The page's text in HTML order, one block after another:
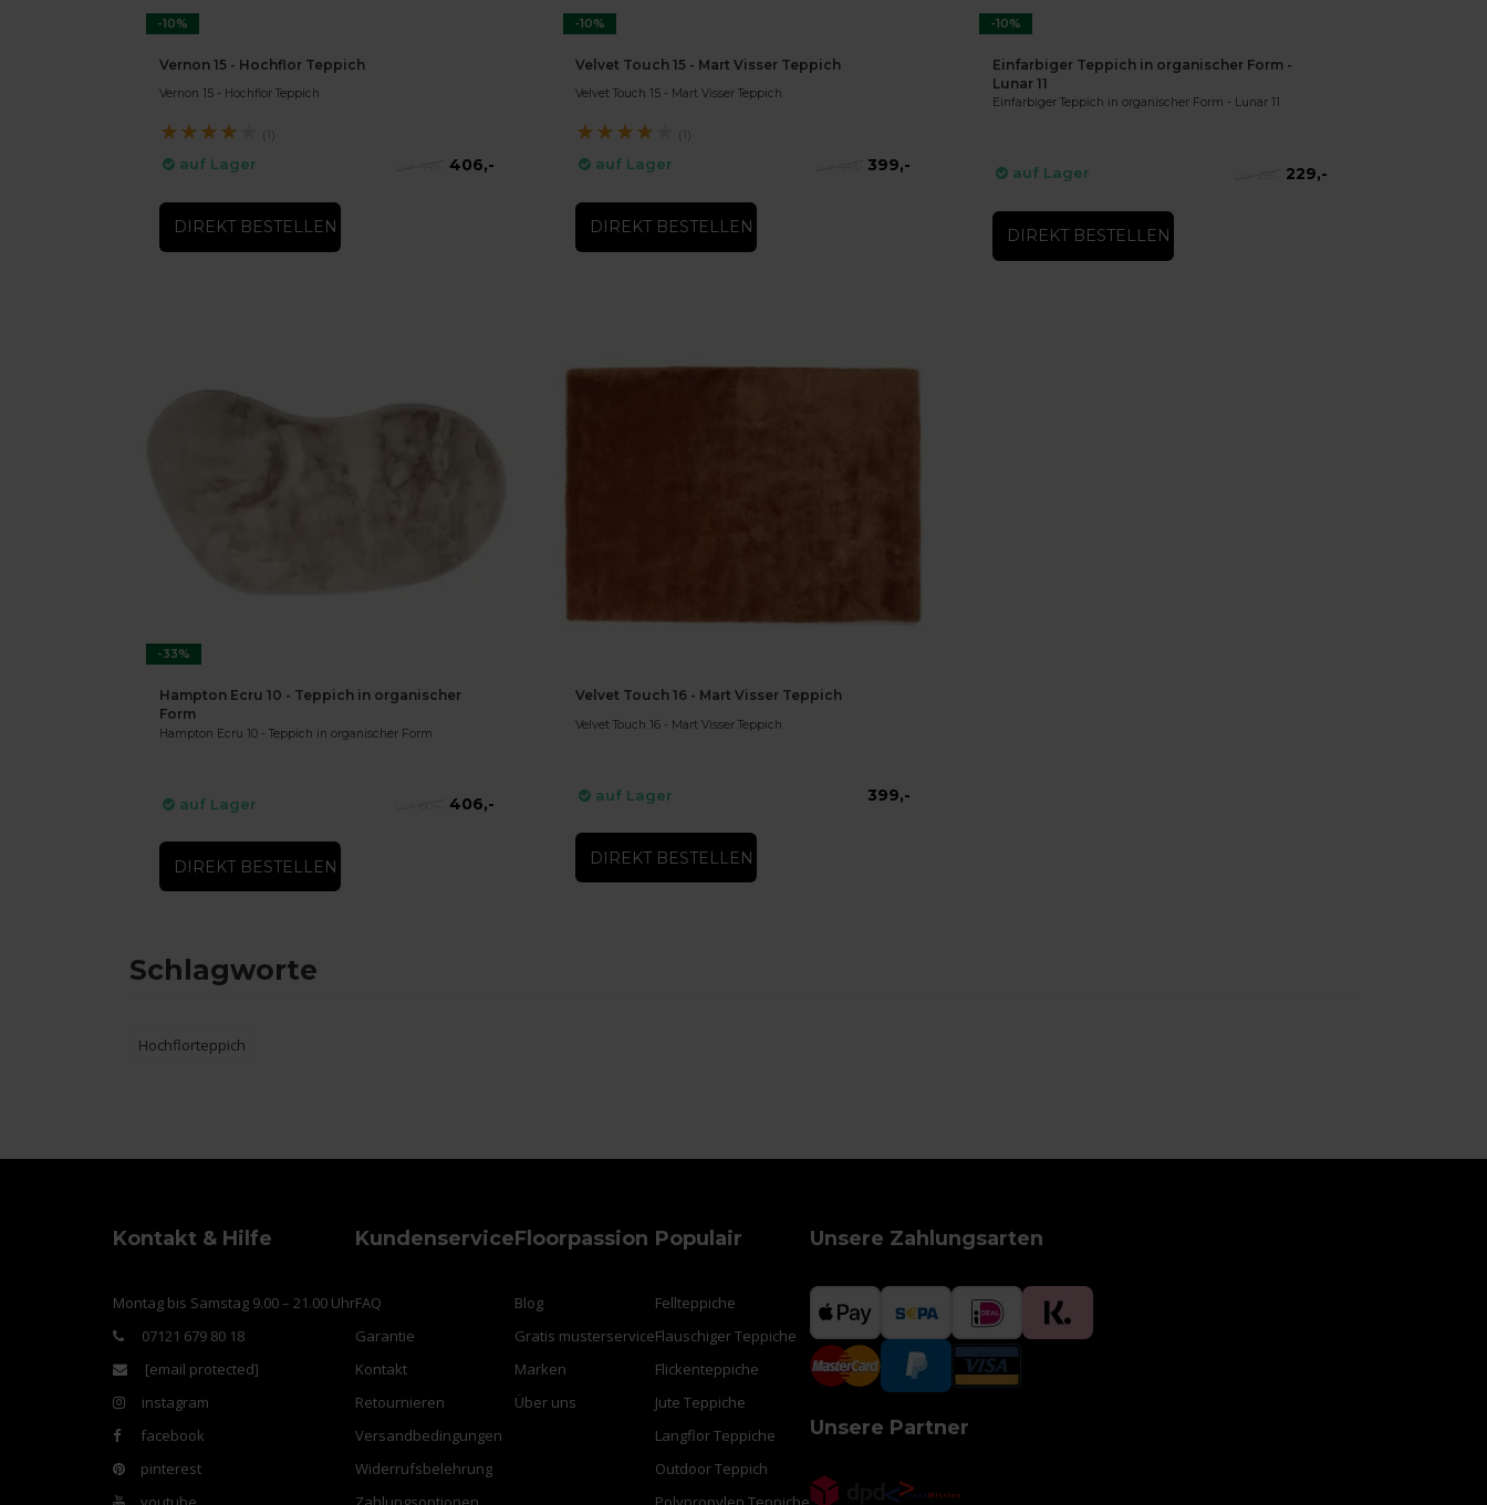
-10%
Vernon 15 - Hochflor Teppich
Vernon 15 - Hochflor Teppich
★★★★ (1)
auf Lager 406,-
DIREKT BESTELLEN
-10%
Velvet Touch 15 - Mart Visser Teppich
Velvet Touch 15 - Mart Visser Teppich
★★★★ (1)
auf Lager 399,-
DIREKT BESTELLEN
-10%
Einfarbiger Teppich in organischer Form -
Lunar 11
Einfarbiger Teppich in organischer Form - Lunar 11
auf Lager 229,-
DIREKT BESTELLEN
-33%
Hampton Ecru 10 - Teppich in organischer
Form
Hampton Ecru 10 - Teppich in organischer Form
auf Lager 406,-
DIREKT BESTELLEN
Velvet Touch 16 - Mart Visser Teppich
Velvet Touch 16 - Mart Visser Teppich
auf Lager 399,-
DIREKT BESTELLEN
Schlagworte
Hochflorteppich
Kontakt & Hilfe
Montag bis Samstag 9.00 – 21.00 Uhr
07121 679 80 18
[email protected]
instagram
facebook
pinterest
Kundenservice
FAQ
Garantie
Kontakt
Retournieren
Versandbedingungen
Widerrufsbelehrung
Floorpassion
Blog
Gratis musterservice
Marken
Über uns
Populair
Fellteppiche
Flauschiger Teppiche
Flickenteppiche
Jute Teppiche
Langflor Teppiche
Outdoor Teppich
Unsere Zahlungsarten
Unsere Partner